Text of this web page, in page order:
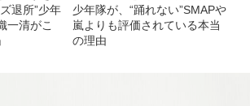
退所”少年
一清がこ
少年隊が、“踊れない”SMAPや
嵐よりも評価されている本当
の理由